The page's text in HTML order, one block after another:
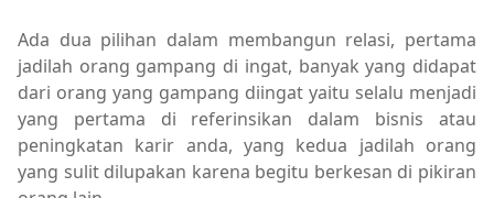
Ada dua pilihan dalam membangun relasi, pertama
jadilah orang gampang di ingat, banyak yang didapat
dari orang yang gampang diingat yaitu selalu menjadi
yang pertama di referinsikan dalam bisnis atau
peningkatan karir anda, yang kedua jadilah orang
yang sulit dilupakan karena begitu berkesan di pikiran